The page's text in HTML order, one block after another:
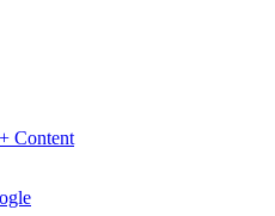
Content